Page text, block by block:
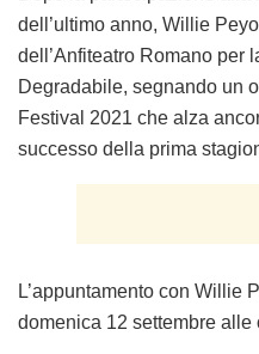
dell’ultimo anno, Willie
dell’Anfiteatro Romano per
Degradabile, segnando un
Festival 2021 che alza
successo della prima
L’appuntamento con Willie
domenica 12 settembre alle